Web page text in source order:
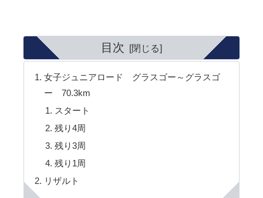
目次
女子ジュニアロード グラスゴー～グラスゴ
ー 70.3km
スタート
残り4周
残り3周
残り1周
リザルト